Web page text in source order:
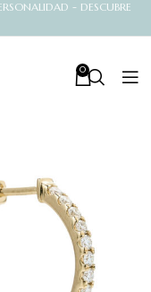
- DESCUBRE
0